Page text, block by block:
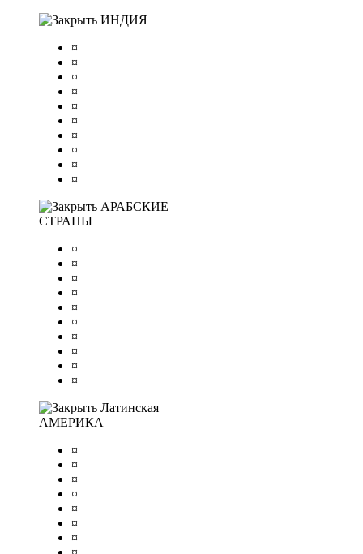
ИНДИЯ
¤
¤
¤
¤
¤
¤
¤
¤
¤
¤
АРАБСКИЕ
СТРАНЫ
¤
¤
¤
¤
¤
¤
¤
¤
¤
¤
Латинская
АМЕРИКА
¤
¤
¤
¤
¤
¤
¤